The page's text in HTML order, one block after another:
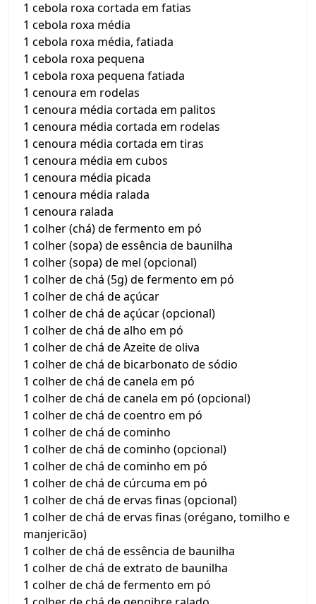
1 cebola roxa cortada em fatias
1 cebola roxa média
1 cebola roxa média, fatiada
1 cebola roxa pequena
1 cebola roxa pequena fatiada
1 cenoura em rodelas
1 cenoura média cortada em palitos
1 cenoura média cortada em rodelas
1 cenoura média cortada em tiras
1 cenoura média em cubos
1 cenoura média picada
1 cenoura média ralada
1 cenoura ralada
1 colher (chá) de fermento em pó
1 colher (sopa) de essência de baunilha
1 colher (sopa) de mel (opcional)
1 colher de chá (5g) de fermento em pó
1 colher de chá de açúcar
1 colher de chá de açúcar (opcional)
1 colher de chá de alho em pó
1 colher de chá de Azeite de oliva
1 colher de chá de bicarbonato de sódio
1 colher de chá de canela em pó
1 colher de chá de canela em pó (opcional)
1 colher de chá de coentro em pó
1 colher de chá de cominho
1 colher de chá de cominho (opcional)
1 colher de chá de cominho em pó
1 colher de chá de cúrcuma em pó
1 colher de chá de ervas finas (opcional)
1 colher de chá de ervas finas (orégano, tomilho e
manjericão)
1 colher de chá de essência de baunilha
1 colher de chá de extrato de baunilha
1 colher de chá de fermento em pó